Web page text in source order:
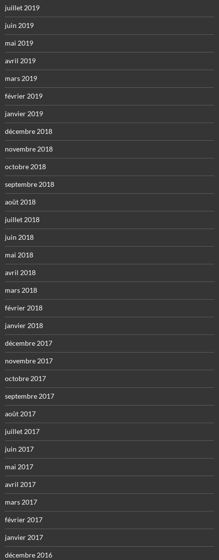
juillet 2019
juin 2019
mai 2019
avril 2019
mars 2019
février 2019
janvier 2019
décembre 2018
novembre 2018
octobre 2018
septembre 2018
août 2018
juillet 2018
juin 2018
mai 2018
avril 2018
mars 2018
février 2018
janvier 2018
décembre 2017
novembre 2017
octobre 2017
septembre 2017
août 2017
juillet 2017
juin 2017
mai 2017
avril 2017
mars 2017
février 2017
janvier 2017
décembre 2016